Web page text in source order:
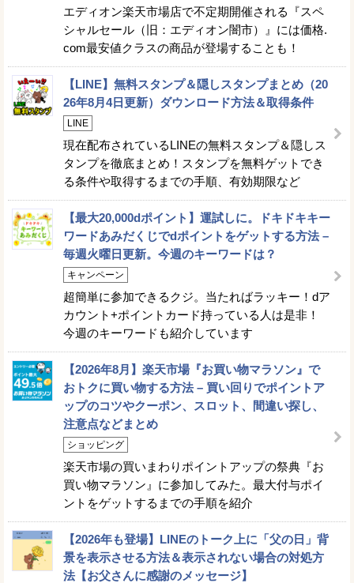
エディオン楽天市場店で不定期開催される『スペ
シャルセール（旧：エディオン闇市）』には価格.
com最安値クラスの商品が登場することも！
【LINE】無料スタンプ＆隠しスタンプまとめ（20
26年8月4日更新）ダウンロード方法＆取得条件
LINE
現在配布されているLINEの無料スタンプ＆隠しス
タンプを徹底まとめ！スタンプを無料ゲットでき
る条件や取得するまでの手順、有効期限など
【最大20,000dポイント】運試しに。ドキドキキー
ワードあみだくじでdポイントをゲットする方法 –
毎週火曜日更新。今週のキーワードは？
キャンペーン
超簡単に参加できるクジ。当たればラッキー！dア
カウント+ポイントカード持っている人は是非！
今週のキーワードも紹介しています
【2026年8月】楽天市場『お買い物マラソン』で
おトクに買い物する方法 – 買い回りでポイントア
ップのコツやクーポン、スロット、間違い探し、
注意点などまとめ
ショッピング
楽天市場の買いまわりポイントアップの祭典『お
買い物マラソン』に参加してみた。最大付与ポイ
ントをゲットするまでの手順を紹介
【2026年も登場】LINEのトーク上に「父の日」背
景を表示させる方法＆表示されない場合の対処方
法【お父さんに感謝のメッセージ】